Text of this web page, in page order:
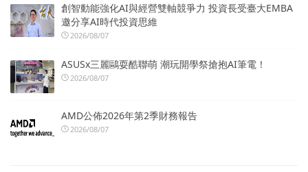
創智動能強化AI與經營雙軸競爭力 投資長受臺大EMBA
邀分享AI時代投資思維
2026/08/07
ASUSx三麗鷗耍酷聯萌 潮玩開學祭搶抱AI筆電！
2026/08/07
AMD公佈2026年第2季財務報告
2026/08/07